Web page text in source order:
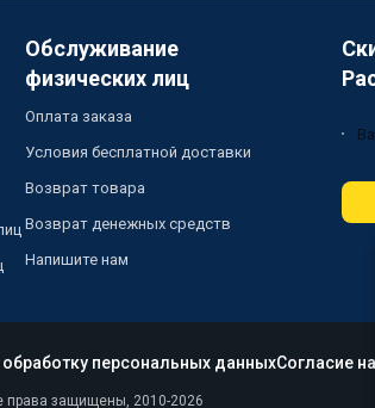
Обслуживание
физических лиц
Оплата заказа
Условия бесплатной доставки
Возврат товара
Возврат денежных средств
Напишите нам
персональных данныхСогласие
права защищены, 2010-2026